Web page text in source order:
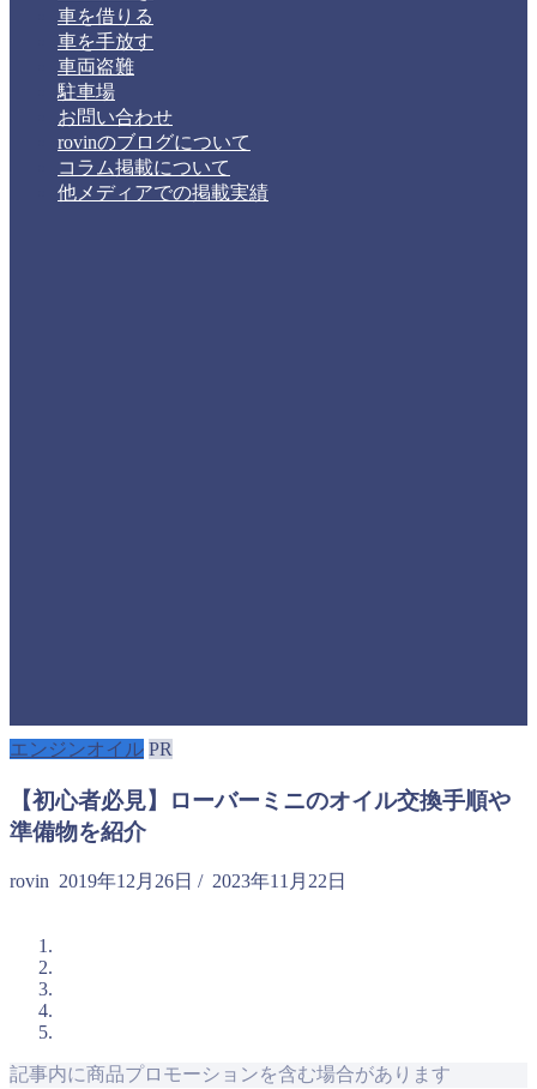
車を借りる
車を手放す
車両盗難
駐車場
お問い合わせ
rovinのブログについて
コラム掲載について
他メディアでの掲載実績
エンジンオイル PR
【初心者必見】ローバーミニのオイル交換手順や
準備物を紹介
rovin 2019年12月26日 / 2023年11月22日
記事内に商品プロモーションを含む場合があります